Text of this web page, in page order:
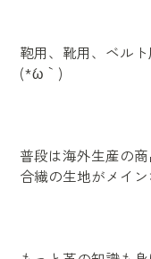
鞄用、靴用、ベル
(*´ω｀)
普段は海外生産の
合繊の生地がメイン